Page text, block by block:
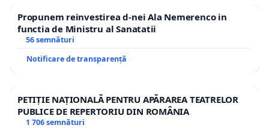
Propunem reinvestirea d-nei Ala Nemerenco in
functia de Ministru al Sanatatii
56 semnături
Notificare de transparență
PETIȚIE NAȚIONALĂ PENTRU APĂRAREA TEATRELOR
PUBLICE DE REPERTORIU DIN ROMÂNIA
1 706 semnături